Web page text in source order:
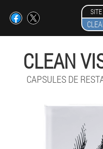
CLEAN
CAPSULES DE